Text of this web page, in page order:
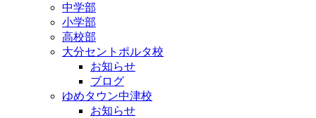
中学部
小学部
高校部
大分セントポルタ校
お知らせ
ブログ
ゆめタウン中津校
お知らせ